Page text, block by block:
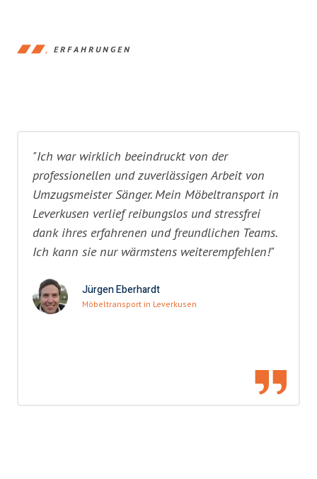
ERFAHRUNGEN
"Ich war wirklich beeindruckt von der
professionellen und zuverlässigen Arbeit von
Umzugsmeister Sänger. Mein Möbeltransport in
Leverkusen verlief reibungslos und stressfrei
dank ihres erfahrenen und freundlichen Teams.
Ich kann sie nur wärmstens weiterempfehlen!"
Jürgen Eberhardt
Möbeltransport in Leverkusen